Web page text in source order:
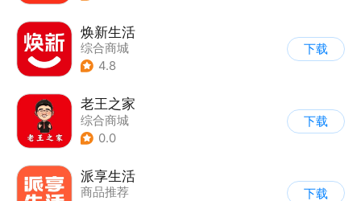
焕新生活
综合商城
4.8
下载
老王之家
综合商城
0.0
下载
派享生活
商品推荐
下载